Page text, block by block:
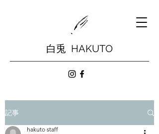
白兎 HAKUTO
記事
hakuto staff